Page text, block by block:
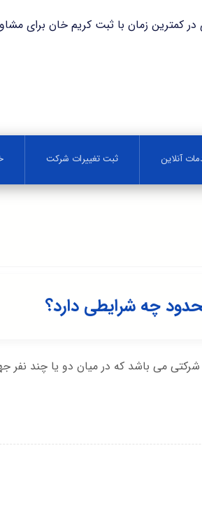
با ثبت کریم خان برای مشاوره با شماره ۸۷۱۴۶ تماس
آنلاین ثبت تغییرات شرکت
چه شرایطی دارد؟
می باشد که در میان دو یا چند نفر